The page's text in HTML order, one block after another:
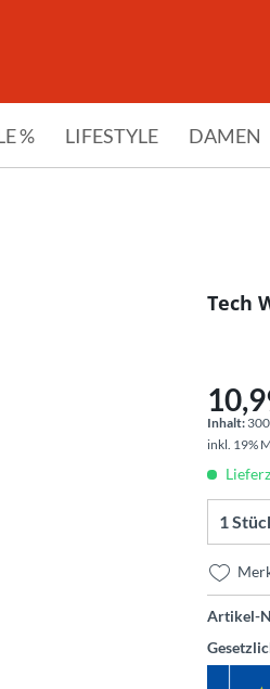
% LIFESTYLE DAMEN
Tech
Inhalt:
inkl. 19%
Artikel-